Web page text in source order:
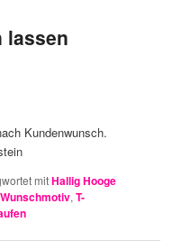
lassen
Kundenwunsch.
mitHallig Hooge
,T-